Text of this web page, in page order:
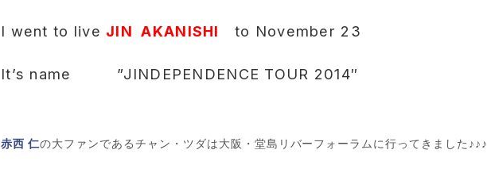
I went to live JIN AKANISHI to November 23
It’s name ”JINDEPENDENCE TOUR 2014″
赤西 仁の大ファンであるチャン・ツダは大阪・堂島リバーフォーラムに行ってきました♪♪♪